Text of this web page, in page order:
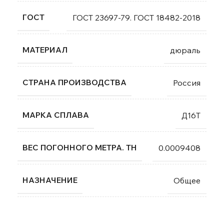
ГОСТ ГОСТ 23697-79. ГОСТ 18482-2018
МАТЕРИАЛ дюраль
СТРАНА ПРОИЗВОДСТВА Россия
МАРКА СПЛАВА Д16Т
ВЕС ПОГОННОГО МЕТРА. ТН 0.0009408
НАЗНАЧЕНИЕ Общее